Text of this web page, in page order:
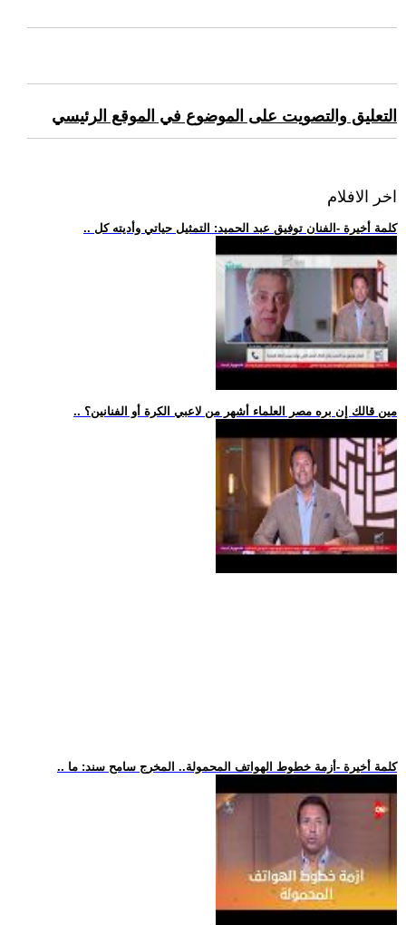
التعليق والتصويت على الموضوع في الموقع الرئيسي
اخر الافلام
.. كلمة أخيرة -الفنان توفيق عبد الحميد: التمثيل حياتي وأديته كل
.. مين قالك إن بره مصر العلماء أشهر من لاعبي الكرة أو الفنانين؟
.. كلمة أخيرة -أزمة خطوط الهواتف المحمولة.. المخرج سامح سند: ما